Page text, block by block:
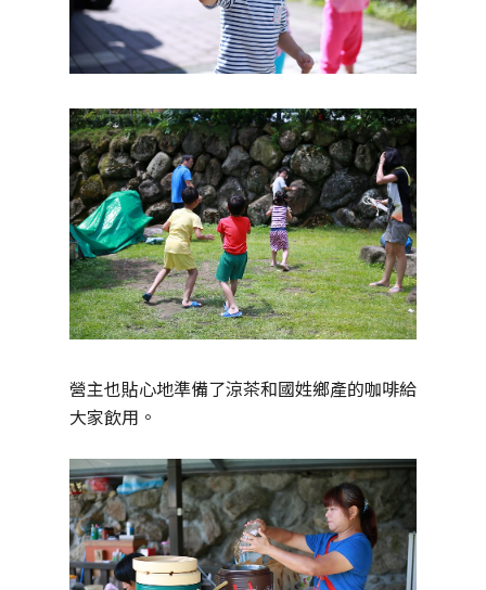
營主也貼心地準備了涼茶和國姓鄉產的咖啡給
大家飲用。